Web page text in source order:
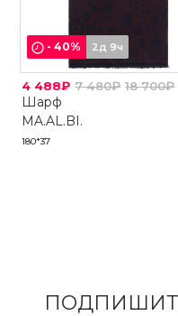
-40% 2д 9ч
4 488₽ 7 480₽ 18 700₽
Шарф
MA.AL.BI.
180*37